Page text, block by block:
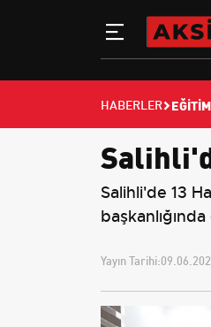
HABERLER EĞITIM
Salihli'de 13
Yayın Tarihi: